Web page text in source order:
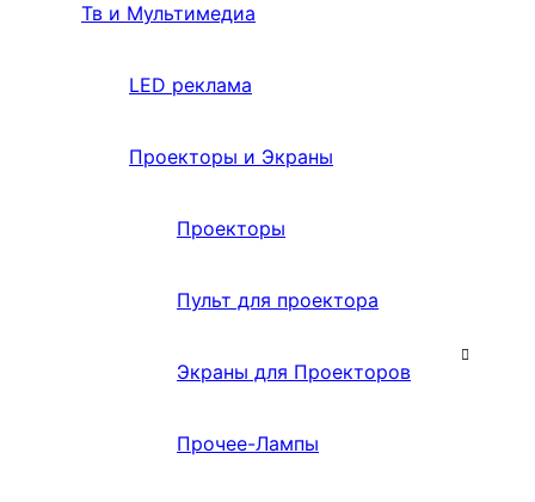
Тв и Мультимедиа
LED реклама
Проекторы и Экраны
Проекторы
Пульт для проектора
Экраны для Проекторов
Прочее-Лампы